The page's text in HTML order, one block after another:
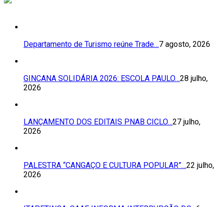
Departamento de Turismo reúne Trade…7 agosto, 2026
GINCANA SOLIDÁRIA 2026: ESCOLA PAULO…28 julho,
2026
LANÇAMENTO DOS EDITAIS PNAB CICLO…27 julho,
2026
PALESTRA “CANGAÇO E CULTURA POPULAR”…22 julho,
2026